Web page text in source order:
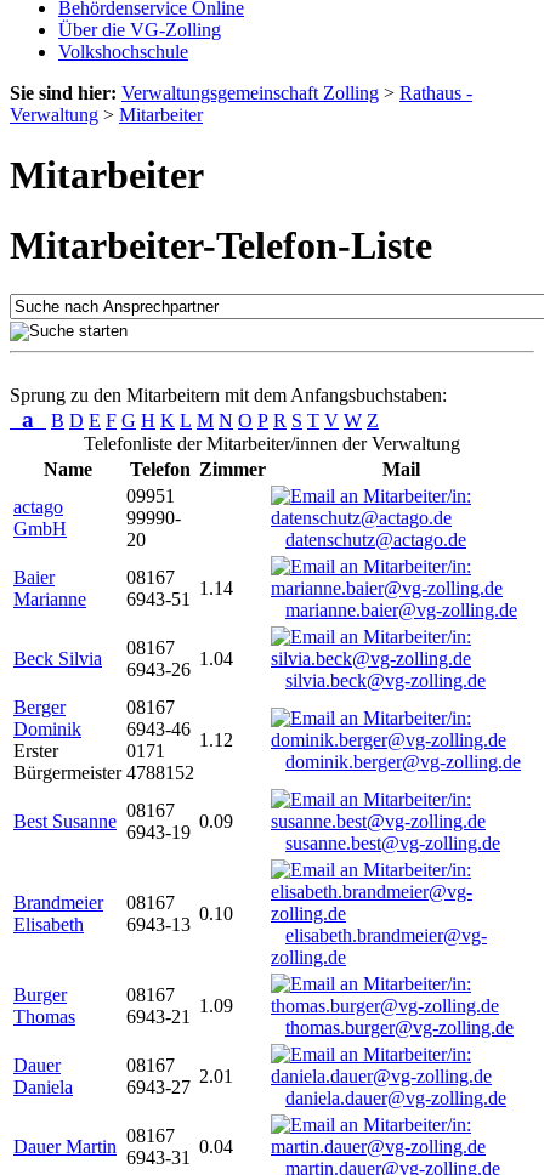
Behördenservice Online
Über die VG-Zolling
Volkshochschule
Sie sind hier: Verwaltungsgemeinschaft Zolling > Rathaus -
Verwaltung > Mitarbeiter
Mitarbeiter
Mitarbeiter-Telefon-Liste
Sprung zu den Mitarbeitern mit dem Anfangsbuchstaben:
a B D E F G H K L M N O P R S T V W Z
Telefonliste der Mitarbeiter/innen der Verwaltung
Name
Telefon Zimmer
Mail
actago
GmbH
09951
99990-
20
datenschutz@actago.de
Baier
Marianne
08167
6943-51
1.14
marianne.baier@vg-zolling.de
Beck Silvia
08167
6943-26
1.04
silvia.beck@vg-zolling.de
Berger
Dominik
Erster
Bürgermeister
08167
6943-46
0171
4788152
1.12
dominik.berger@vg-zolling.de
Best Susanne
08167
6943-19
0.09
susanne.best@vg-zolling.de
Brandmeier
Elisabeth
08167
6943-13
0.10
elisabeth.brandmeier@vg-
zolling.de
Burger
Thomas
08167
6943-21
1.09
thomas.burger@vg-zolling.de
Dauer
Daniela
08167
6943-27
2.01
daniela.dauer@vg-zolling.de
Dauer Martin
08167
6943-31
0.04
martin.dauer@vg-zolling.de